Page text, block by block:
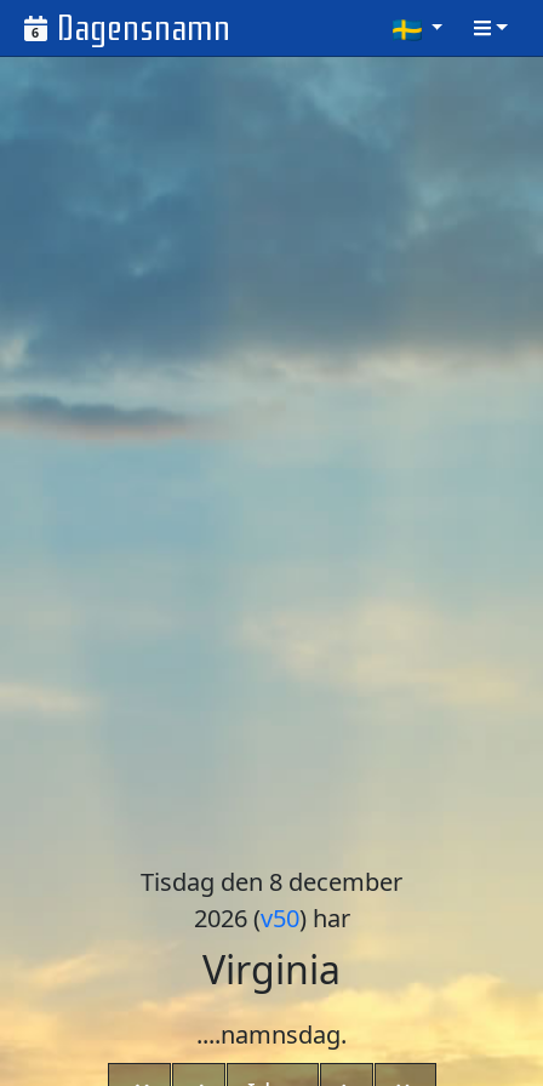
6 Dagensnamn
Tisdag den 8 december
2026 (v50) har
Virginia
....namnsdag.